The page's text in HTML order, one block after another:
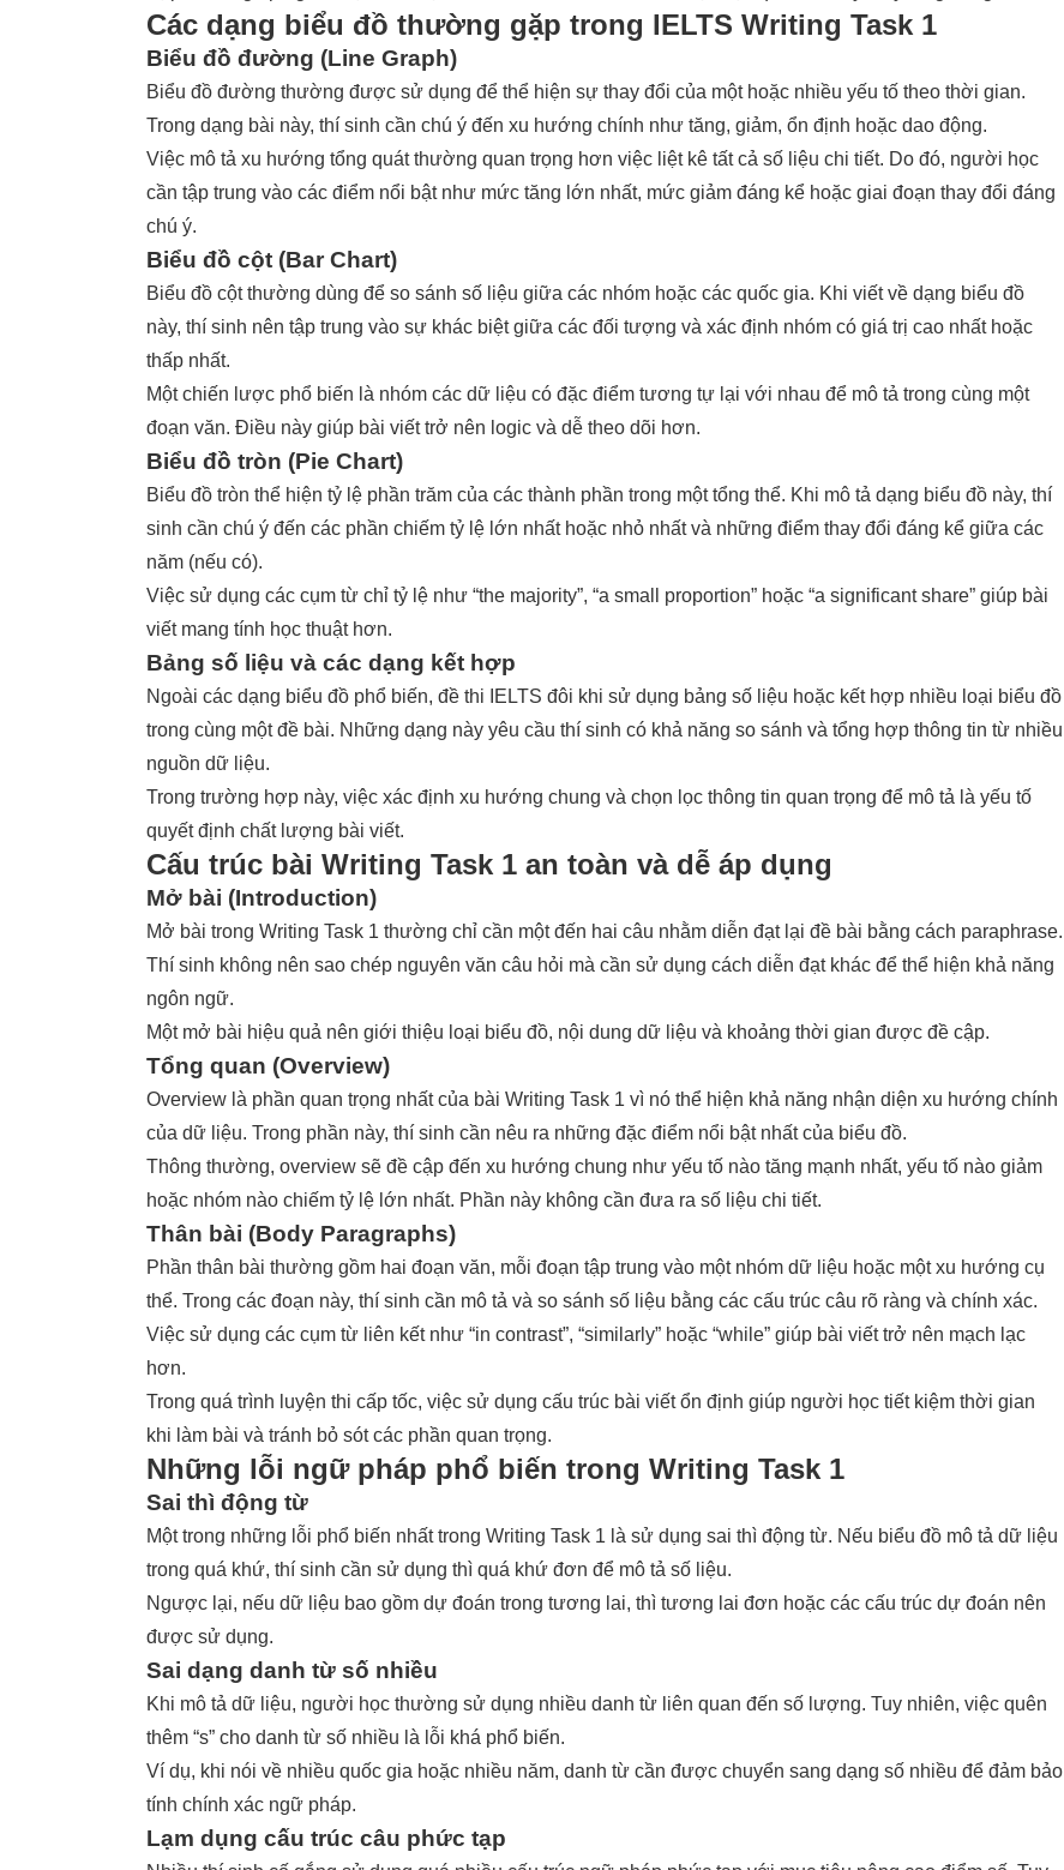
Các dạng biểu đồ thường gặp trong IELTS Writing Task 1
Biểu đồ đường (Line Graph)
Biểu đồ đường thường được sử dụng để thể hiện sự thay đổi của một hoặc nhiều yếu tố theo thời gian.
Trong dạng bài này, thí sinh cần chú ý đến xu hướng chính như tăng, giảm, ổn định hoặc dao động.
Việc mô tả xu hướng tổng quát thường quan trọng hơn việc liệt kê tất cả số liệu chi tiết. Do đó, người học
cần tập trung vào các điểm nổi bật như mức tăng lớn nhất, mức giảm đáng kể hoặc giai đoạn thay đổi đáng
chú ý.
Biểu đồ cột (Bar Chart)
Biểu đồ cột thường dùng để so sánh số liệu giữa các nhóm hoặc các quốc gia. Khi viết về dạng biểu đồ
này, thí sinh nên tập trung vào sự khác biệt giữa các đối tượng và xác định nhóm có giá trị cao nhất hoặc
thấp nhất.
Một chiến lược phổ biến là nhóm các dữ liệu có đặc điểm tương tự lại với nhau để mô tả trong cùng một
đoạn văn. Điều này giúp bài viết trở nên logic và dễ theo dõi hơn.
Biểu đồ tròn (Pie Chart)
Biểu đồ tròn thể hiện tỷ lệ phần trăm của các thành phần trong một tổng thể. Khi mô tả dạng biểu đồ này, thí
sinh cần chú ý đến các phần chiếm tỷ lệ lớn nhất hoặc nhỏ nhất và những điểm thay đổi đáng kể giữa các
năm (nếu có).
Việc sử dụng các cụm từ chỉ tỷ lệ như “the majority”, “a small proportion” hoặc “a significant share” giúp bài
viết mang tính học thuật hơn.
Bảng số liệu và các dạng kết hợp
Ngoài các dạng biểu đồ phổ biến, đề thi IELTS đôi khi sử dụng bảng số liệu hoặc kết hợp nhiều loại biểu đồ
trong cùng một đề bài. Những dạng này yêu cầu thí sinh có khả năng so sánh và tổng hợp thông tin từ nhiều
nguồn dữ liệu.
Trong trường hợp này, việc xác định xu hướng chung và chọn lọc thông tin quan trọng để mô tả là yếu tố
quyết định chất lượng bài viết.
Cấu trúc bài Writing Task 1 an toàn và dễ áp dụng
Mở bài (Introduction)
Mở bài trong Writing Task 1 thường chỉ cần một đến hai câu nhằm diễn đạt lại đề bài bằng cách paraphrase.
Thí sinh không nên sao chép nguyên văn câu hỏi mà cần sử dụng cách diễn đạt khác để thể hiện khả năng
ngôn ngữ.
Một mở bài hiệu quả nên giới thiệu loại biểu đồ, nội dung dữ liệu và khoảng thời gian được đề cập.
Tổng quan (Overview)
Overview là phần quan trọng nhất của bài Writing Task 1 vì nó thể hiện khả năng nhận diện xu hướng chính
của dữ liệu. Trong phần này, thí sinh cần nêu ra những đặc điểm nổi bật nhất của biểu đồ.
Thông thường, overview sẽ đề cập đến xu hướng chung như yếu tố nào tăng mạnh nhất, yếu tố nào giảm
hoặc nhóm nào chiếm tỷ lệ lớn nhất. Phần này không cần đưa ra số liệu chi tiết.
Thân bài (Body Paragraphs)
Phần thân bài thường gồm hai đoạn văn, mỗi đoạn tập trung vào một nhóm dữ liệu hoặc một xu hướng cụ
thể. Trong các đoạn này, thí sinh cần mô tả và so sánh số liệu bằng các cấu trúc câu rõ ràng và chính xác.
Việc sử dụng các cụm từ liên kết như “in contrast”, “similarly” hoặc “while” giúp bài viết trở nên mạch lạc
hơn.
Trong quá trình luyện thi cấp tốc, việc sử dụng cấu trúc bài viết ổn định giúp người học tiết kiệm thời gian
khi làm bài và tránh bỏ sót các phần quan trọng.
Những lỗi ngữ pháp phổ biến trong Writing Task 1
Sai thì động từ
Một trong những lỗi phổ biến nhất trong Writing Task 1 là sử dụng sai thì động từ. Nếu biểu đồ mô tả dữ liệu
trong quá khứ, thí sinh cần sử dụng thì quá khứ đơn để mô tả số liệu.
Ngược lại, nếu dữ liệu bao gồm dự đoán trong tương lai, thì tương lai đơn hoặc các cấu trúc dự đoán nên
được sử dụng.
Sai dạng danh từ số nhiều
Khi mô tả dữ liệu, người học thường sử dụng nhiều danh từ liên quan đến số lượng. Tuy nhiên, việc quên
thêm “s” cho danh từ số nhiều là lỗi khá phổ biến.
Ví dụ, khi nói về nhiều quốc gia hoặc nhiều năm, danh từ cần được chuyển sang dạng số nhiều để đảm bảo
tính chính xác ngữ pháp.
Lạm dụng cấu trúc câu phức tạp